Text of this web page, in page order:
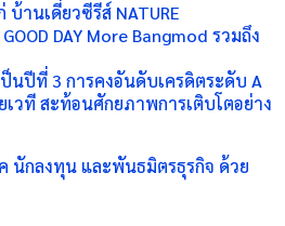
านเดี่ยวซีรีส์ NATURE
DAY More Bangmod รวมถึง
นปีที่ 3 การคงอันดับเครดิตระดับ A
วที สะท้อนศักยภาพการเติบโตอย่าง
นักลงทุน และพันธมิตรธุรกิจ ด้วย